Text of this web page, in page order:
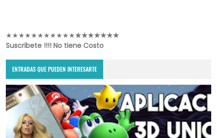
★★★★★★★★★★★★★★★★★★
Suscribete !!!! No tiene Costo
ENTRADAS QUE PUEDEN INTERESARTE